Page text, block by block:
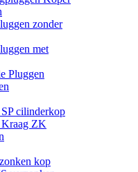
zonder
met
Pluggen
cilinderkop
Kraag ZK
kop